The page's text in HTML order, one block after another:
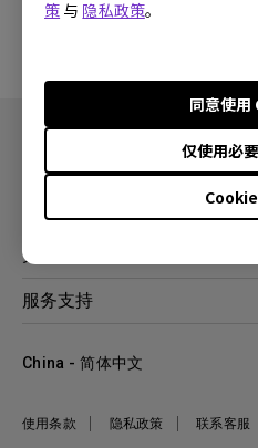
策 与 隐私政策。
仅使用必
同意使
没有软件
产品
WiT智能灯
关于明基
公司简介
企业社会责任
服务支持
档案下载与常见问题
使用条款
隐私政策 联系客服
China - 简体中文